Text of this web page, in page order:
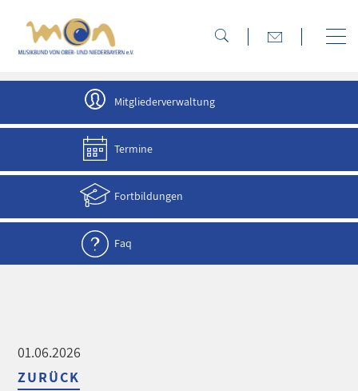
direkt zur Navigation
Mitgliederverwaltung
Termine
Fortbildungen
Faq
01.06.2026
ZURÜCK